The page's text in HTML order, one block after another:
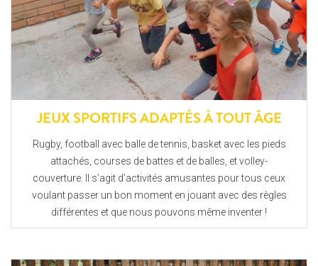
JEUX SPORTIFS ADAPTÉS À TOUT ÂGE
Rugby, football avec balle de tennis, basket avec les pieds
attachés, courses de battes et de balles, et volley-
couverture. Il s’agit d’activités amusantes pour tous ceux
voulant passer un bon moment en jouant avec des règles
différentes et que nous pouvons même inventer !